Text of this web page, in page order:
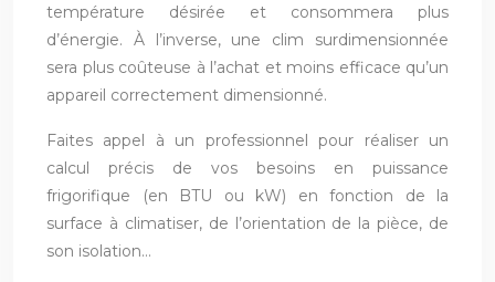
température désirée et consommera plus
d’énergie. À l’inverse, une clim surdimensionnée
sera plus coûteuse à l’achat et moins efficace qu’un
appareil correctement dimensionné.
Faites appel à un professionnel pour réaliser un
calcul précis de vos besoins en puissance
frigorifique (en BTU ou kW) en fonction de la
surface à climatiser, de l’orientation de la pièce, de
son isolation…